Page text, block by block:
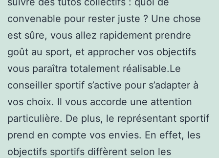
convenable pour rester juste ? Une chose
est sûre, vous allez rapidement prendre
goût au sport, et approcher vos objectifs
vous paraîtra totalement réalisable.Le
conseiller sportif s’active pour s’adapter à
vos choix. Il vous accorde une attention
particulière. De plus, le représentant sportif
prend en compte vos envies. En effet, les
objectifs sportifs diffèrent selon les